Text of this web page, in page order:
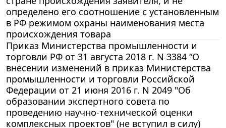
определено его соотношение с установленным
в РФ режимом охраны наименования места
происхождения товара
Приказ Министерства промышленности и
торговли РФ от 31 августа 2018 г. N 3384 “О
внесении изменений в приказ Министерства
промышленности и торговли Российской
Федерации от 21 июня 2016 г. N 2049 "Об
образовании экспертного совета по
проведению научно-технической оценки
комплексных проектов" (не вступил в силу)